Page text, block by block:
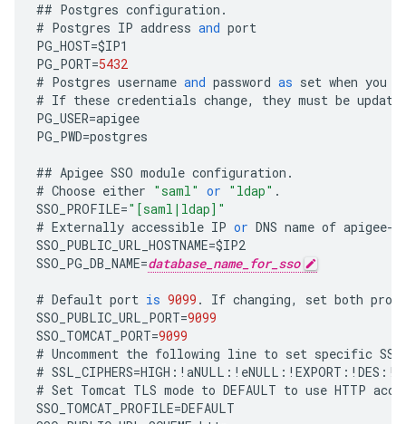
## Postgres configuration .
# Postgres IP address and port
PG_HOST=$IP1
PG_PORT=5432
# Postgres username and password as set when you
# If these credentials change, they must be
PG_USER=apigee
PG_PWD=postgres
## Apigee SSO module configuration .
# Choose either "saml" or "ldap" .
SSO_PROFILE="[saml|ldap]"
# Externally accessible IP or DNS name of apigee-
SSO_PUBLIC_URL_HOSTNAME=$IP2
SSO_PG_DB_NAME=database_name_for_sso
# Default port is 9099 . If changing, set both
SSO_PUBLIC_URL_PORT=9099
SSO_TOMCAT_PORT=9099
# Uncomment the following line to set specific SSL
# SSL_CIPHERS=HIGH :! aNULL :! eNULL :! EXPORT :! DES :!
# Set Tomcat TLS mode to DEFAULT to use HTTP
SSO_TOMCAT_PROFILE=DEFAULT